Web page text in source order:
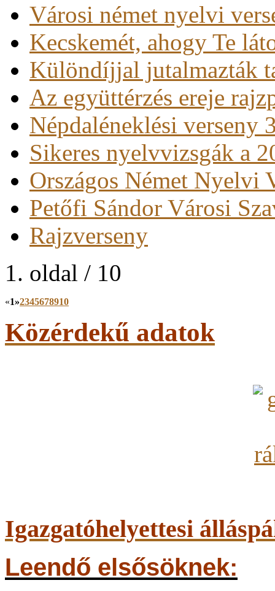
Városi német nyelvi
Kecskemét, ahogy Te
Különdíjjal jutalmazták
Az együttérzés ereje
Népdaléneklési verseny
Sikeres nyelvvizsgák a
Országos Német Nyelvi
Petőfi Sándor Városi
Rajzverseny
1. oldal / 10
«1»2345678910
Közérdekű adatok
Igazgatóhelyettesi
Leendő elsősöknek: